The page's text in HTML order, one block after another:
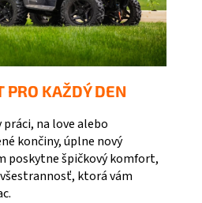
PRO KAŽDÝ DEN
práci, na love alebo
končiny, úplne nový
poskytne špičkový komfort,
ktorá vám